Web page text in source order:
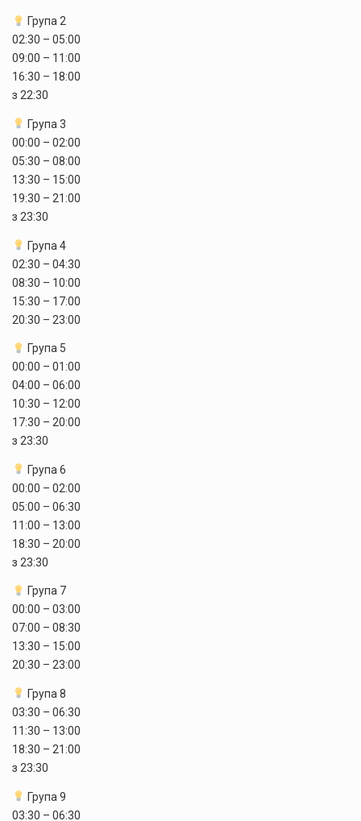
Група 2
02:30 – 05:00
09:00 – 11:00
16:30 – 18:00
з 22:30
Група 3
00:00 – 02:00
05:30 – 08:00
13:30 – 15:00
19:30 – 21:00
з 23:30
Група 4
02:30 – 04:30
08:30 – 10:00
15:30 – 17:00
20:30 – 23:00
Група 5
00:00 – 01:00
04:00 – 06:00
10:30 – 12:00
17:30 – 20:00
з 23:30
Група 6
00:00 – 02:00
05:00 – 06:30
11:00 – 13:00
18:30 – 20:00
з 23:30
Група 7
00:00 – 03:00
07:00 – 08:30
13:30 – 15:00
20:30 – 23:00
Група 8
03:30 – 06:30
11:30 – 13:00
18:30 – 21:00
з 23:30
Група 9
03:30 – 06:30